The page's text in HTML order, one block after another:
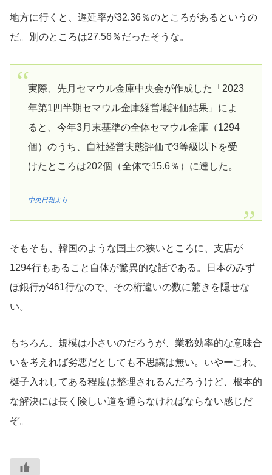
地方に行くと、遅延率が32.36％のところがあるというの
だ。別のところは27.56％だったそうな。
実際、先月セマウル金庫中央会が作成した「2023
年第1四半期セマウル金庫経営地評価結果」によ
ると、今年3月末基準の全体セマウル金庫（1294
個）のうち、自社経営実態評価で3等級以下を受
けたところは202個（全体で15.6％）に達した。
中央日報より
そもそも、韓国のような国土の狭いところに、支店が
1294行もあること自体が驚異的な話である。日本のみず
ほ銀行が461行なので、その桁違いの数に驚きを隠せな
い。
もちろん、規模は小さいのだろうが、業務効率的な意味合
いを考えれば劣悪だとしても不思議は無い。いやーこれ、
梃子入れしてある程度は整理されるんだろうけど、根本的
な解決には長く険しい道を通らなければならない感じだ
ぞ。